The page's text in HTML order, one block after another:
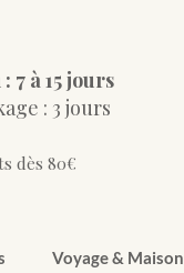
7 à 15 jours
: 3 jours
dès 80€
Voyage & Maison